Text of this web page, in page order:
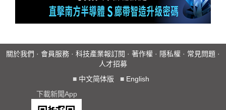
關於我們 · 會員服務 · 科技產業報訂閱 · 著作權 · 隱私權 · 常見問題 ·
人才招募
■ 中文简体版 ■ English
下載新聞App